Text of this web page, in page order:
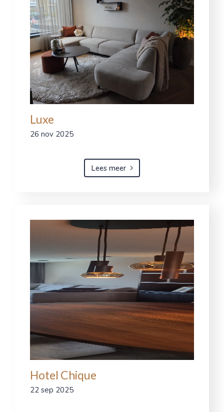
Luxe
26 nov 2025
Lees meer
Hotel Chique
22 sep 2025